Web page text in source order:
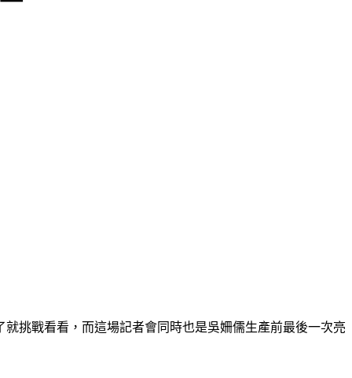
挑戰看看，而這場記者會同時也是吳姍儒生產前最後一次亮